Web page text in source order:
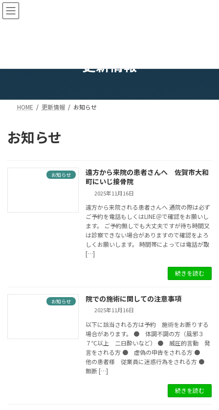
コ
ン
ナ
ビ
更新情報
HOME 更新情報 お知らせ
お知らせ
お知らせ
遠方から来院の患者さんへ 佐賀市大和
町にいじ接骨院
2025年11月16日
遠方から来院される患者さんへ 通院の際は必ず
ご予約を電話もしくはLINE＠で確認をお願いし
ます。 ご予約無しでも大丈夫ですが待ち時間又
は診察できない場合がありますので確認をよろ
しくお願いします。 時間帯によっては電話が取
[…]
続きを読む
お知らせ 院での施術に関しての注意事項
2025年11月16日
以下に該当される方は予約 施術をお断りする
場合があります。 ● 体調不調の方（風邪３
７℃以上 二日酔いなど） ● 威圧的言動 発
言をされる方 ● 虚偽の申告をされる方 ●
他の患者様 従業員に迷惑行為をされる方 ●
無断 […]
続きを読む